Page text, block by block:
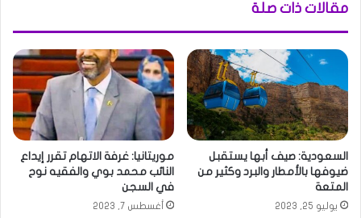
مقالات ذات صلة
السعودية: صيف أبها يستقبل
ضيوفها بالأمطار والبرد وكثير من
المتعة
يوليو 25, 2023
موريتانيا: غرفة الاتهام تقرر إيداع
النائب محمد بوي والفقيه نوح
في السجن
أغسطس 7, 2023